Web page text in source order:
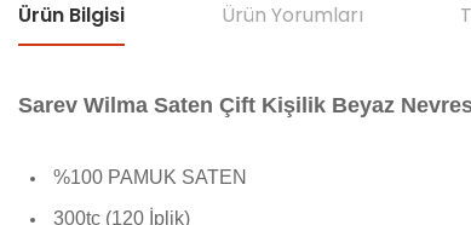
Ürün Bilgisi Ürün Yorumları
Sarev Wilma Saten Çift Kişilik Beyaz
%100 PAMUK SATEN
300tc (120 İplik)